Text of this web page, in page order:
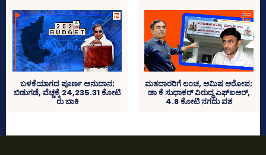
ಬಳಕೆಯಾಗದ ಪೂರ್ಣ ಅನುದಾನ;
ಬಿಡುಗಡೆ, ವೆಚ್ಚಕ್ಕೆ 24,235.31 ಕೋಟಿ
ರು ಬಾಕಿ
ಮತದಾರರಿಗೆ ಲಂಚ, ಆಮಿಷ ಆರೋಪ;
ಡಾ ಕೆ ಸುಧಾಕರ್‍‌ ವಿರುದ್ಧ ಎಫ್‌ಐಆರ್‍‌,
4.8 ಕೋಟಿ ನಗದು ವಶ